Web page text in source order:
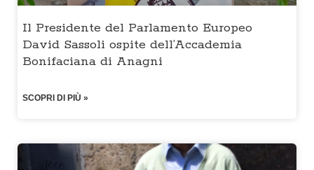
Il Presidente del Parlamento Europeo
David Sassoli ospite dell’Accademia
Bonifaciana di Anagni
SCOPRI DI PIÙ »